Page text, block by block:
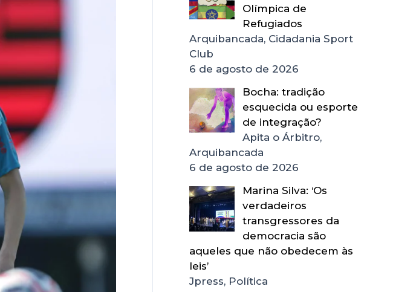
Olímpica de
Refugiados
Arquibancada, Cidadania Sport
Club
6 de agosto de 2026
Bocha: tradição
esquecida ou esporte
de integração?
Apita o Árbitro,
Arquibancada
6 de agosto de 2026
Marina Silva: ‘Os
verdadeiros
transgressores da
democracia são
aqueles que não obedecem às
leis’
Jpress, Política